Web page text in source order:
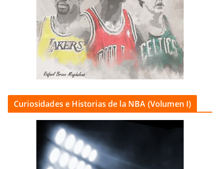
Curiosidades e Historias de la NBA (Volumen I)